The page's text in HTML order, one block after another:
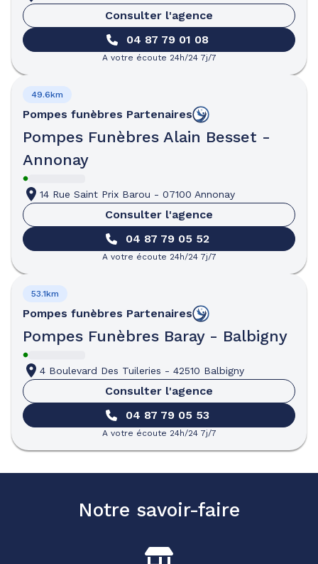
Consulter l'agence
04 87 79 01 08
A votre écoute 24h/24 7j/7
Pompes funèbres Partenaires
Pompes Funèbres Alain Besset -
Annonay
49.6km
14 Rue Saint Prix Barou - 07100 Annonay
Consulter l'agence
04 87 79 05 52
A votre écoute 24h/24 7j/7
Pompes funèbres Partenaires
Pompes Funèbres Baray - Balbigny
53.1km
4 Boulevard Des Tuileries - 42510 Balbigny
Consulter l'agence
04 87 79 05 53
A votre écoute 24h/24 7j/7
Notre savoir-faire